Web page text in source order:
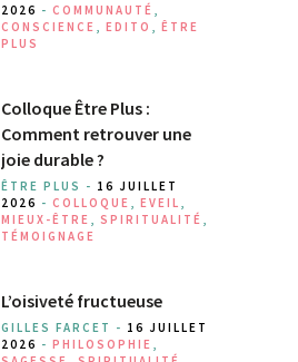
2026 - COMMUNAUTÉ ,
CONSCIENCE , EDITO , ÊTRE
PLUS
Colloque Être Plus :
Comment retrouver une
joie durable ?
ÊTRE PLUS - 16 JUILLET
2026 - COLLOQUE , EVEIL ,
MIEUX-ÊTRE , SPIRITUALITÉ ,
TÉMOIGNAGE
L’oisiveté fructueuse
GILLES FARCET - 16 JUILLET
2026 - PHILOSOPHIE ,